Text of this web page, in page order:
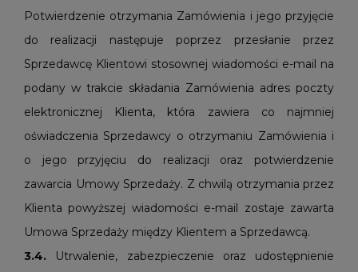
Potwierdzenie otrzymania Zamówienia i jego przyjęcie
do realizacji następuje poprzez przesłanie przez
Sprzedawcę Klientowi stosownej wiadomości e-mail na
podany w trakcie składania Zamówienia adres poczty
elektronicznej Klienta, która zawiera co najmniej
oświadczenia Sprzedawcy o otrzymaniu Zamówienia i
o jego przyjęciu do realizacji oraz potwierdzenie
zawarcia Umowy Sprzedaży. Z chwilą otrzymania przez
Klienta powyższej wiadomości e-mail zostaje zawarta
Umowa Sprzedaży między Klientem a Sprzedawcą.
3.4. Utrwalenie, zabezpieczenie oraz udostępnienie